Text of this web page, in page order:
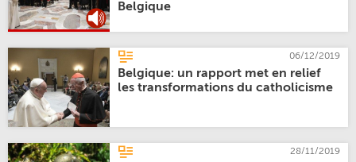
Belgique
06/12/2019
Belgique: un rapport met en relief
les transformations du catholicisme
28/11/2019